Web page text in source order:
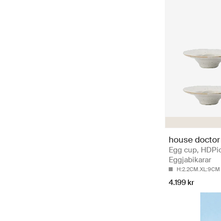
house doctor
Egg cup,
Eggjabikarar
H:2.2CM.XL:9CM
4.199 kr